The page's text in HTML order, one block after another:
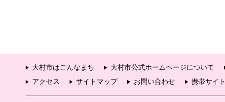
大村市はこんなまち 大村市公式ホームページについて
アクセス
サイトマップ お問い合わせ 携帯サイト